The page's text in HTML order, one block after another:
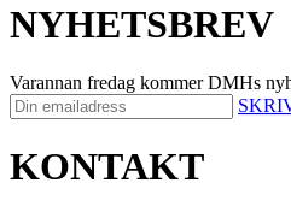
NYHETSBREV
Varannan fredag kommer DMHs
KONTAKT